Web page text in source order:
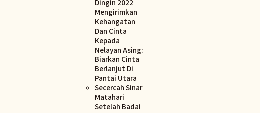
Dingin 2022
Mengirimkan
Kehangatan
Dan Cinta
Kepada
Nelayan Asing:
Biarkan Cinta
Berlanjut Di
Pantai Utara
Secercah Sinar
Matahari
Setelah Badai